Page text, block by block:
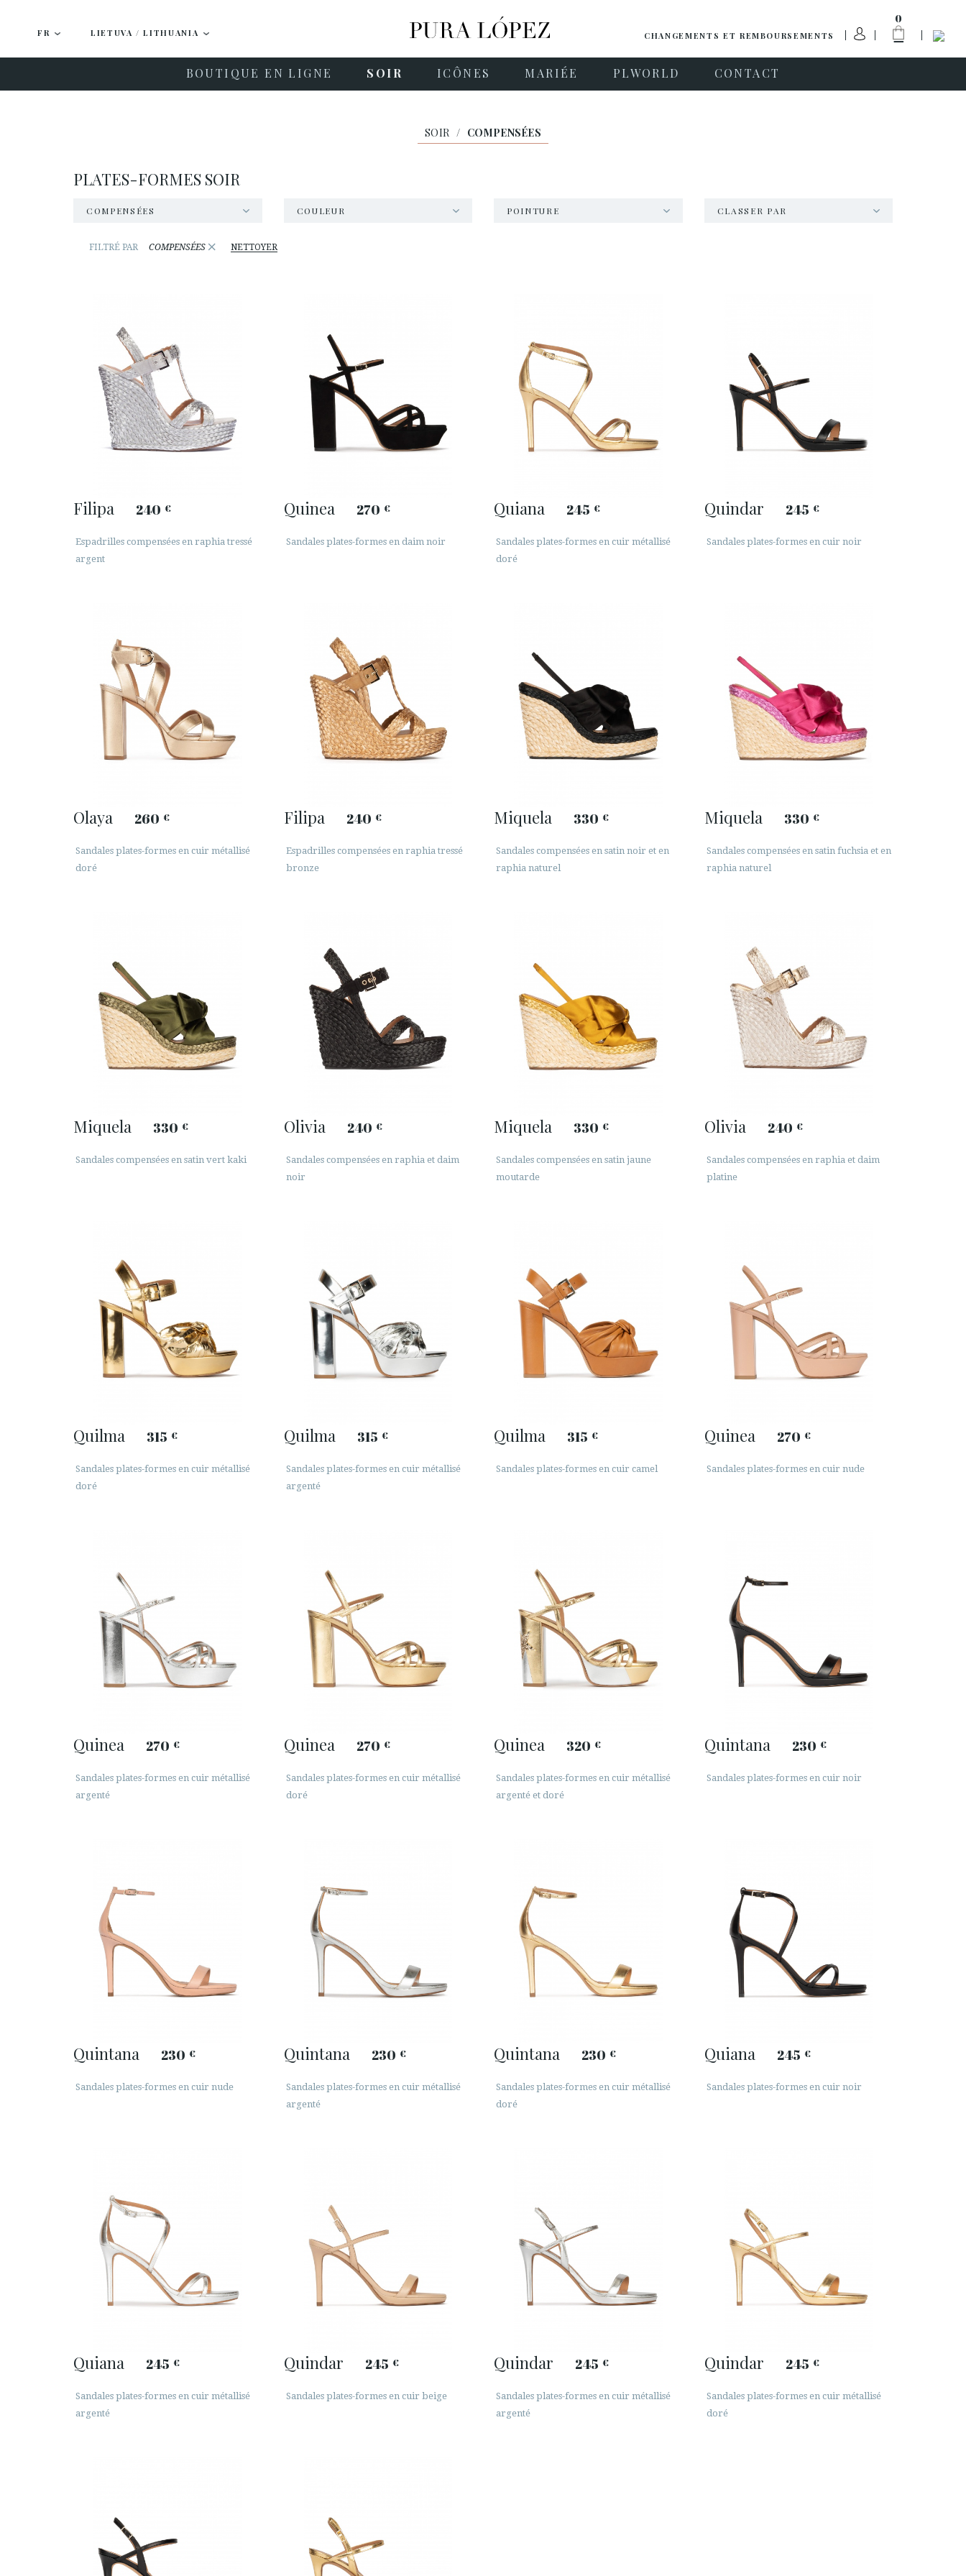
FR LIETUVA / LITHUANIA CHANGEMENTS ET REMBOURSEMENTS
0
BOUTIQUE EN LIGNE SOIR ICÔNES MARIÉE PLWORLD CONTACT
SOIR / COMPENSÉES
PLATES-FORMES SOIR
COMPENSÉES COULEUR POINTURE CLASSER PAR
FILTRÉ PAR COMPENSÉES × NETTOYER
Filipa 240 €
Espadrilles compensées en raphia tressé
argent
Quinea 270 €
Sandales plates-formes en daim noir
Quiana 245 €
Sandales plates-formes en cuir métallisé
doré
Quindar 245 €
Sandales plates-formes en cuir noir
Olaya 260 €
Sandales plates-formes en cuir métallisé
doré
Filipa 240 €
Espadrilles compensées en raphia tressé
bronze
Miquela 330 €
Sandales compensées en satin noir et en
raphia naturel
Miquela 330 €
Sandales compensées en satin fuchsia et en
raphia naturel
Miquela 330 €
Sandales compensées en satin vert kaki
Olivia 240 €
Sandales compensées en raphia et daim
noir
Miquela 330 €
Sandales compensées en satin jaune
moutarde
Olivia 240 €
Sandales compensées en raphia et daim
platine
Quilma 315 €
Sandales plates-formes en cuir métallisé
doré
Quilma 315 €
Sandales plates-formes en cuir métallisé
argenté
Quilma 315 €
Sandales plates-formes en cuir camel
Quinea 270 €
Sandales plates-formes en cuir nude
Quinea 270 €
Sandales plates-formes en cuir métallisé
argenté
Quinea 270 €
Sandales plates-formes en cuir métallisé
doré
Quinea 320 €
Sandales plates-formes en cuir métallisé
argenté et doré
Quintana 230 €
Sandales plates-formes en cuir noir
Quintana 230 €
Sandales plates-formes en cuir nude
Quintana 230 €
Sandales plates-formes en cuir métallisé
argenté
Quintana 230 €
Sandales plates-formes en cuir métallisé
doré
Quiana 245 €
Sandales plates-formes en cuir noir
Quiana 245 €
Sandales plates-formes en cuir métallisé
argenté
Quindar 245 €
Sandales plates-formes en cuir beige
Quindar 245 €
Sandales plates-formes en cuir métallisé
argenté
Quindar 245 €
Sandales plates-formes en cuir métallisé
doré